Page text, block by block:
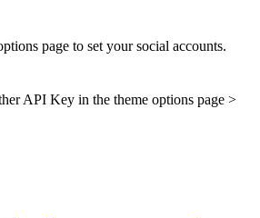
page to set your social accounts.
API Key in the theme options page >